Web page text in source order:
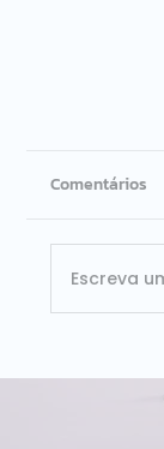
ISG
Comentários
Escreva